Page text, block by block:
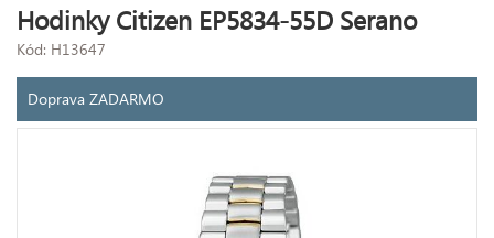
Hodinky Citizen EP5834-55D Serano
Kód: H13647
Doprava ZADARMO